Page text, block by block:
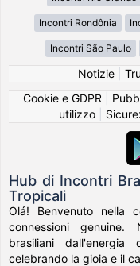
Incontri Rondônia
Incontri São Paulo
Notizie|
Cookie e GDPR
utilizzo|
Hub di Incontri
Tropicali
Olá! Benvenuto nella
connessioni genuine.
brasiliani
celebrando la gioia e il